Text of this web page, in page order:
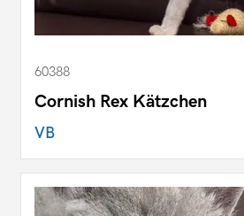
60388
Cornish Rex Kätzchen
VB